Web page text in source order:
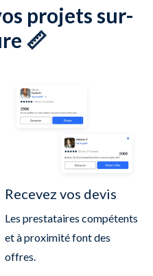
projets sur-
📏
Recevez vos devis
Les prestataires compétents
et à proximité font des
offres.